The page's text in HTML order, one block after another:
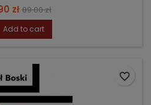
zł Regular
price
89.00 zł
Add to cart
favorite_border